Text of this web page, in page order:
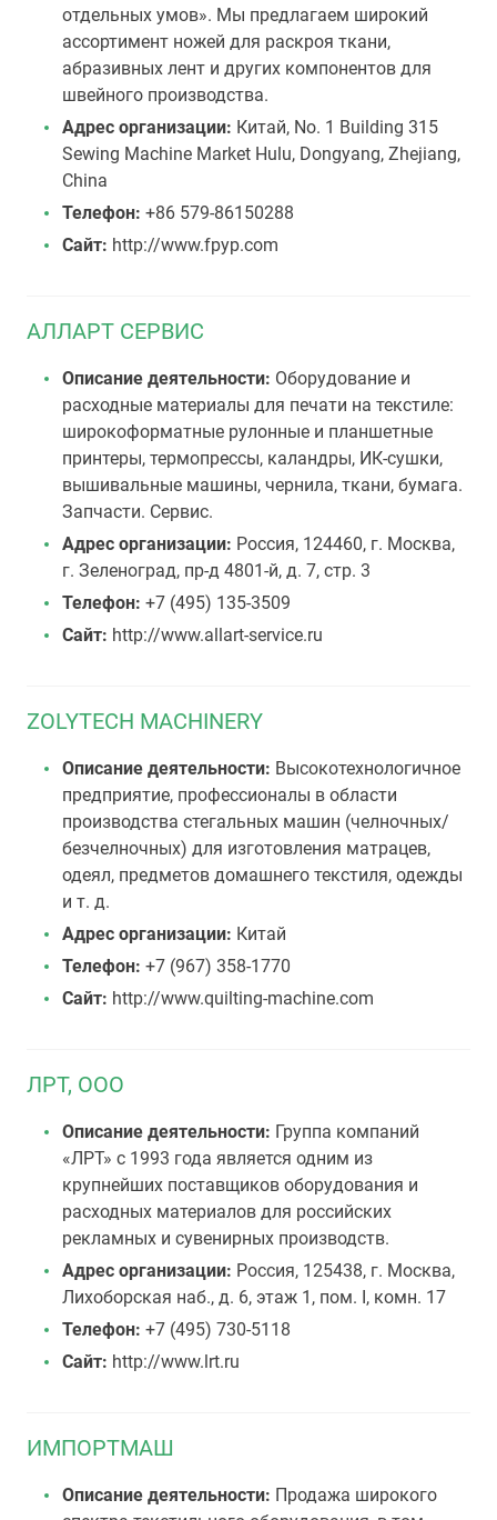
отдельных умов». Мы предлагаем широкий
ассортимент ножей для раскроя ткани,
абразивных лент и других компонентов для
швейного производства.
Адрес организации: Китай, No. 1 Building 315
Sewing Machine Market Hulu, Dongyang, Zhejiang,
China
Телефон: +86 579-86150288
Сайт: http://www.fpyp.com
АЛЛАРТ СЕРВИС
Описание деятельности: Оборудование и
расходные материалы для печати на текстиле:
широкоформатные рулонные и планшетные
принтеры, термопрессы, каландры, ИК-сушки,
вышивальные машины, чернила, ткани, бумага.
Запчасти. Сервис.
Адрес организации: Россия, 124460, г. Москва,
г. Зеленоград, пр-д 4801-й, д. 7, стр. 3
Телефон: +7 (495) 135-3509
Сайт: http://www.allart-service.ru
ZOLYTECH MACHINERY
Описание деятельности: Высокотехнологичное
предприятие, профессионалы в области
производства стегальных машин (челночных/
безчелночных) для изготовления матрацев,
одеял, предметов домашнего текстиля, одежды
и т. д.
Адрес организации: Китай
Телефон: +7 (967) 358-1770
Сайт: http://www.quilting-machine.com
ЛРТ, ООО
Описание деятельности: Группа компаний
«ЛРТ» c 1993 года является одним из
крупнейших поставщиков оборудования и
расходных материалов для российских
рекламных и сувенирных производств.
Адрес организации: Россия, 125438, г. Москва,
Лихоборская наб., д. 6, этаж 1, пом. I, комн. 17
Телефон: +7 (495) 730-5118
Сайт: http://www.lrt.ru
ИМПОРТМАШ
Описание деятельности: Продажа широкого